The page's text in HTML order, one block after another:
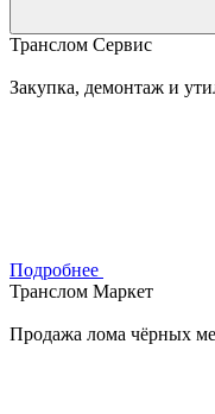
Транслом Сервис
Закупка, демонтаж и
Подробнее
Транслом Маркет
Продажа лома чёрных